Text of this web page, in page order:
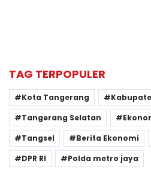
TAG TERPOPULER
Kota Tangerang
Tangerang Selatan
Tangsel
Berita Ekonomi
DPR RI
Polda metro jaya